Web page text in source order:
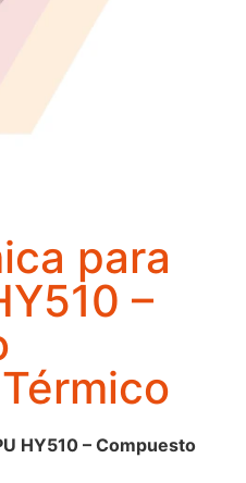
para
–
HY510 – Compuesto